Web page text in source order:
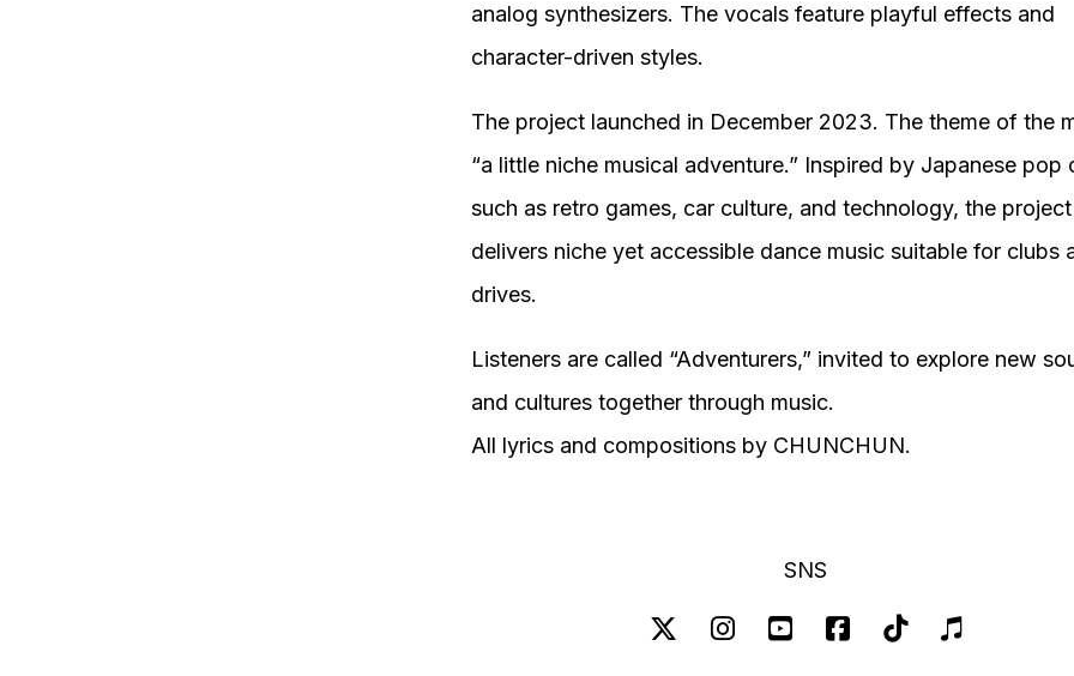
analog synthesizers. The vocals feature playful effects and
character-driven styles.
The project launched in December 2023. The theme of the
“a little niche musical adventure.” Inspired by Japanese pop
such as retro games, car culture, and technology, the project
delivers niche yet accessible dance music suitable for clubs
drives.
Listeners are called “Adventurers,” invited to explore new
and cultures together through music.
All lyrics and compositions by CHUNCHUN.
SNS